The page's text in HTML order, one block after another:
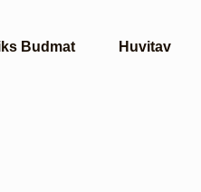
Budmat Huvitav